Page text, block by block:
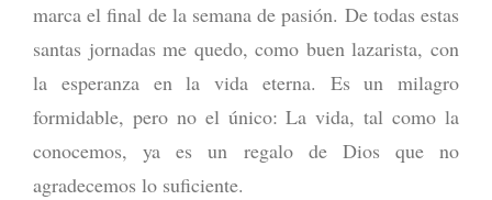
marca el final de la semana de pasión. De todas estas
santas jornadas me quedo, como buen lazarista, con
la esperanza en la vida eterna. Es un milagro
formidable, pero no el único: La vida, tal como la
conocemos, ya es un regalo de Dios que no
agradecemos lo suficiente.